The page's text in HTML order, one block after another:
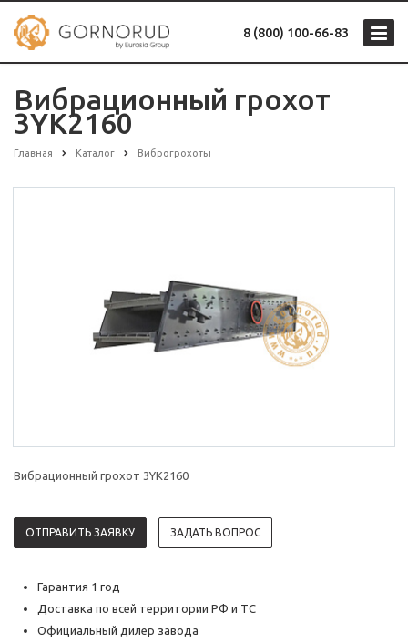
8 (800) 100-66-83
Вибрационный грохот
3YK2160
Главная Каталог Виброгрохоты
Вибрационный грохот 3YK2160
ОТПРАВИТЬ ЗАЯВКУ ЗАДАТЬ ВОПРОС
Гарантия 1 год
Доставка по всей территории РФ и ТС
Официальный дилер завода